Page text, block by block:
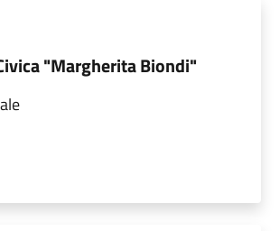
"Margherita Biondi"